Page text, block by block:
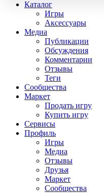
Каталог
Игры
Аксессуары
Медиа
Публикации
Обсуждения
Комментарии
Отзывы
Теги
Сообщества
Маркет
Продать игру
Купить игру
Сервисы
Профиль
Игры
Медиа
Отзывы
Друзья
Маркет
Сообщества